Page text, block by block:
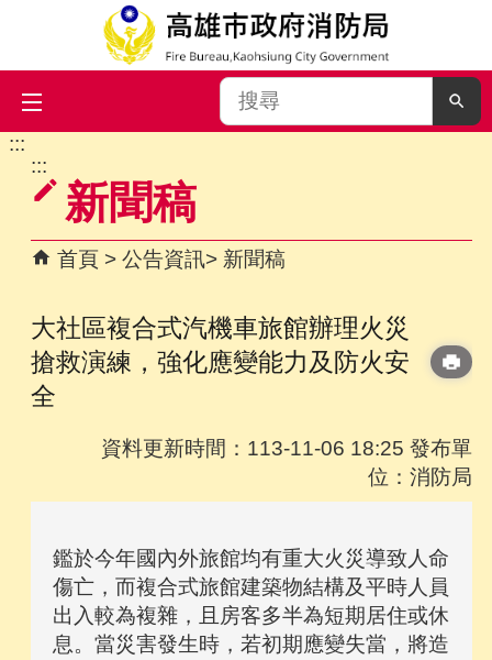
跳到主要內容區塊
搜
尋
:::
:::
新聞稿
首頁 公告資訊 新聞稿
大社區複合式汽機車旅館辦理火災
搶救演練，強化應變能力及防火安
全
資料更新時間：113-11-06 18:25 發布單
位：消防局
鑑於今年國內外旅館均有重大火災導致人命
傷亡，而複合式旅館建築物結構及平時人員
出入較為複雜，且房客多半為短期居住或休
息。當災害發生時，若初期應變失當，將造